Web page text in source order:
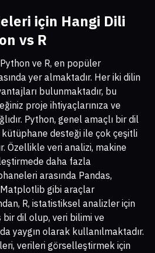
için Hangi Dili
vs R
ve R, en popüler
yer almaktadır. Her iki dilin
bulunmaktadır, bu
proje ihtiyaçlarınıza ve
Python, genel amaçlı bir dil
kütüphane desteği ile çok çeşitli
Özellikle veri analizi, makine
daha fazla
arasında Pandas,
gibi araçlar
R, istatistiksel analizler için
dil olup, veri bilimi ve
yaygın olarak kullanılmaktadır.
verileri görselleştirmek için